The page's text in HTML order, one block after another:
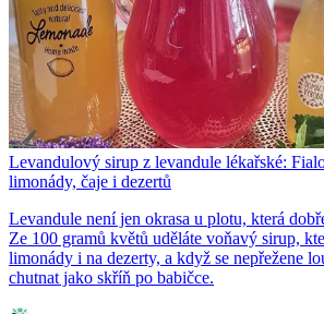
Levandulový sirup z levandule lékařské:
limonády, čaje i dezertů
Levandule není jen okrasa u plotu, která
Ze 100 gramů květů uděláte voňavý sirup,
limonády i na dezerty, a když se nepřežene
chutnat jako skříň po babičce.